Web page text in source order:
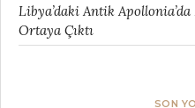
Libya’daki Antik
Ortaya Çıktı
SON